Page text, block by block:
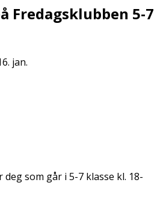
Fredagsklubben 5-7
jan.
som går i 5-7 klasse kl. 18-